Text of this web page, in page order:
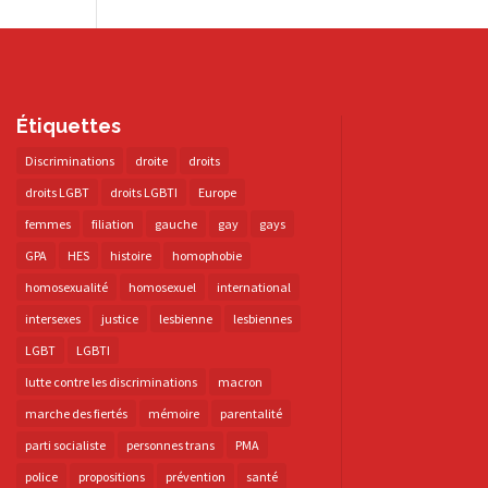
Étiquettes
Discriminations droite
droits
droits LGBT
droits LGBTI
Europe
femmes
filiation gauche gay
gays
GPA
HES histoire
homophobie
homosexualité
homosexuel
international
intersexes
justice lesbienne
lesbiennes
LGBT
LGBTI
lutte contre les discriminations
macron
marche des fiertés
mémoire
parentalité
parti socialiste
personnes trans
PMA
police
propositions prévention santé